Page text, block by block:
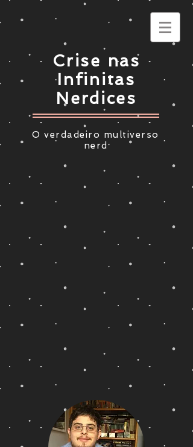
Crise nas
Infinitas
Nerdices
O verdadeiro multiverso
nerd